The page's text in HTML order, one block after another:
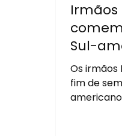
Irmãos
Sul-
4T
de
Os irmãos
fim de